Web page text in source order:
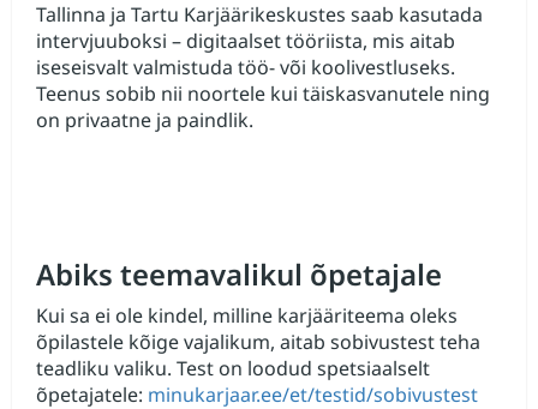
Tallinna ja Tartu Karjäärikeskustes saab kasutada
intervjuuboksi – digitaalset tööriista, mis aitab
iseseisvalt valmistuda töö‑ või koolivestluseks.
Teenus sobib nii noortele kui täiskasvanutele ning
on privaatne ja paindlik.
Abiks teemavalikul õpetajale
Kui sa ei ole kindel, milline karjääriteema oleks
õpilastele kõige vajalikum, aitab sobivustest teha
teadliku valiku. Test on loodud spetsiaalselt
õpetajatele: minukarjaar.ee/et/testid/sobivustest